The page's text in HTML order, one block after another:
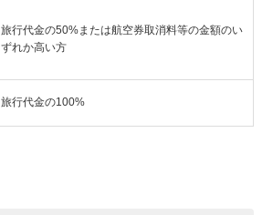
旅行代金の50%または航空券取消料等の金額のい
ずれか高い方
旅行代金の100%